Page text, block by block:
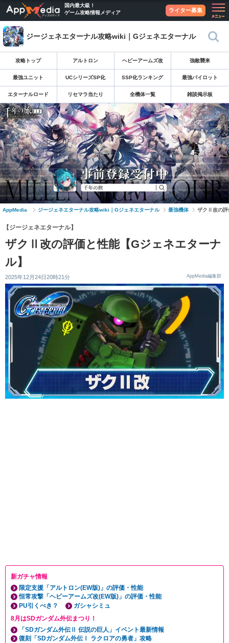
国内最大級！
ゲーム攻略情報メディア
ライター募集
ジージェネエターナル攻略wiki｜Gジェネエターナル
攻略トップ アルトロン ヘビーアームズ改 強敵襲来
最強ユニット UCシリーズSP化 SSP化ランキング 最強パイロット
エターナルロード リセマラ当たり 全機体一覧 雑談掲示板
AppMedia ジージェネエターナル攻略wiki｜Gジェネエターナル 最強機体 ザクⅡ改の評
【ジージェネエターナル】
ザクⅡ改の評価と性能【Gジェネエターナ
ル】
2025年12月24日20時21分 AppMedia編集部
新ガチャ情報
限定支援「アルトロン(EW版)」の評価・性能
恒常攻撃「ヘビーアームズ改(EW版)」の評価・性能
PU引くべき？
ガシャシミュ
8月はSDガンダム外伝まつり！
「SDガンダム外伝Ⅱ 伝説の巨人」イベント最新情報
復刻「SDガンダム外伝Ⅰ ラクロアの勇者」攻略